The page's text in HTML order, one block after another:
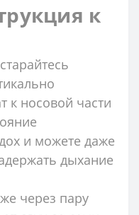
к
к носовой части
и можете даже
дыхание
через пару